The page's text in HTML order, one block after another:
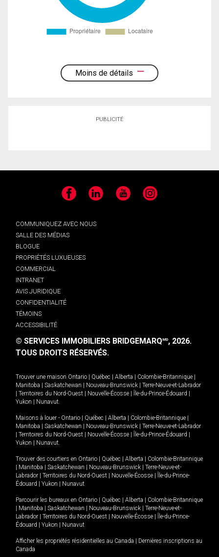
Moins de détails
PUBLICITÉ
Facebook LinkedIn YouTube Instagram
COMMUNIQUEZ AVEC NOUS
SALLE DES MÉDIAS
BLOGUE
PROPRIÉTÉS LUXUEUSES
COMMERCIAL
INTRANET
AVIS JURIDIQUE
CONFIDENTIALITÉ
TÉMOINS
ACCESSIBILITÉ
© SERVICES IMMOBILIERS BRIDGEMARQMD, 2026.
TOUS DROITS RÉSERVÉS.
Trouver une maison Ontario | Québec | Alberta | Colombie-Britannique |
Manitoba | Saskatchewan | Nouveau-Brunswick | Terre-Neuve-et-Labrador
| Territoires du Nord-Ouest | Nouvelle-Écosse | Île-du-Prince-Édouard |
Yukon | Nunavut
Maisons à louer - Ontario | Québec | Alberta | Colombie-Britannique |
Manitoba | Saskatchewan | Nouveau-Brunswick | Terre-Neuve-et-Labrador
| Territoires du Nord-Ouest | Nouvelle-Écosse | Île-du-Prince-Édouard |
Yukon | Nunavut
Trouver des courtiers en Ontario | Québec | Alberta | Colombie-Britannique
| Manitoba | Saskatchewan | Nouveau-Brunswick | Terre-Neuve-et-
Labrador | Territoires du Nord-Ouest | Nouvelle-Écosse | Île-du-Prince-
Édouard | Yukon | Nunavut
Parcourir les bureaux en Ontario | Québec | Alberta | Colombie-Britannique
| Manitoba | Saskatchewan | Nouveau-Brunswick | Terre-Neuve-et-
Labrador | Territoires du Nord-Ouest | Nouvelle-Écosse | Île-du-Prince-
Édouard | Yukon | Nunavut
Afficher les propriétés résidentielles au Canada | Dernières inscriptions au
Canada